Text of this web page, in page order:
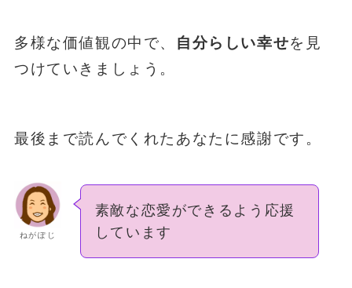
多様な価値観の中で、 自分らしい幸せを見
つけていきましょう。
最後まで読んでくれたあなたに感謝です。
ねがぽじ
素敵な恋愛ができるよう応援
しています